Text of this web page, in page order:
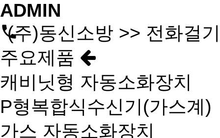
ADMIN
(주)동신소방 >> 전화걸
주요제품
캐비닛형 자동소화장치
P형복합식수신기(가스계)
가스 자동소화장치